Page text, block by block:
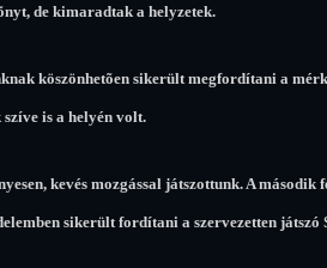
de kimaradtak a helyzetek.
köszönhetõen sikerült megfordítani a
is a helyén volt.
kevés mozgással játszottunk. A második
sikerült fordítani a szervezetten játszó